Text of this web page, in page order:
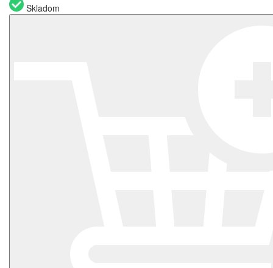
Skladom